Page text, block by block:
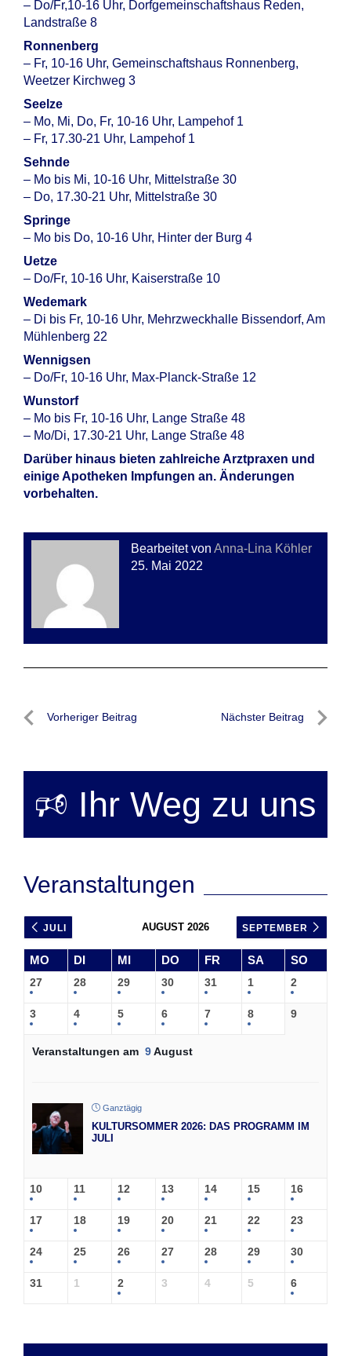
– Do/Fr,10-16 Uhr, Dorfgemeinschaftshaus Reden,
Landstraße 8
Ronnenberg
– Fr, 10-16 Uhr, Gemeinschaftshaus Ronnenberg,
Weetzer Kirchweg 3
Seelze
– Mo, Mi, Do, Fr, 10-16 Uhr, Lampehof 1
– Fr, 17.30-21 Uhr, Lampehof 1
Sehnde
– Mo bis Mi, 10-16 Uhr, Mittelstraße 30
– Do, 17.30-21 Uhr, Mittelstraße 30
Springe
– Mo bis Do, 10-16 Uhr, Hinter der Burg 4
Uetze
– Do/Fr, 10-16 Uhr, Kaiserstraße 10
Wedemark
– Di bis Fr, 10-16 Uhr, Mehrzweckhalle Bissendorf, Am
Mühlenberg 22
Wennigsen
– Do/Fr, 10-16 Uhr, Max-Planck-Straße 12
Wunstorf
– Mo bis Fr, 10-16 Uhr, Lange Straße 48
– Mo/Di, 17.30-21 Uhr, Lange Straße 48
Darüber hinaus bieten zahlreiche Arztpraxen und
einige Apotheken Impfungen an. Änderungen
vorbehalten.
Bearbeitet von Anna-Lina Köhler
25. Mai 2022
Beitragsnavigation
Vorheriger Beitrag Nächster Beitrag
🕫 Ihr Weg zu uns
Veranstaltungen
JULI AUGUST 2026 SEPTEMBER
MO DI MI DO FR SA SO
27 28 29 30 31 1 2
3 4 5 6 7 8 9
Veranstaltungen am 9August
Ganztägig
KULTURSOMMER 2026: DAS PROGRAMM IM
JULI
10 11 12 13 14 15 16
17 18 19 20 21 22 23
24 25 26 27 28 29 30
31 1 2 3 4 5 6